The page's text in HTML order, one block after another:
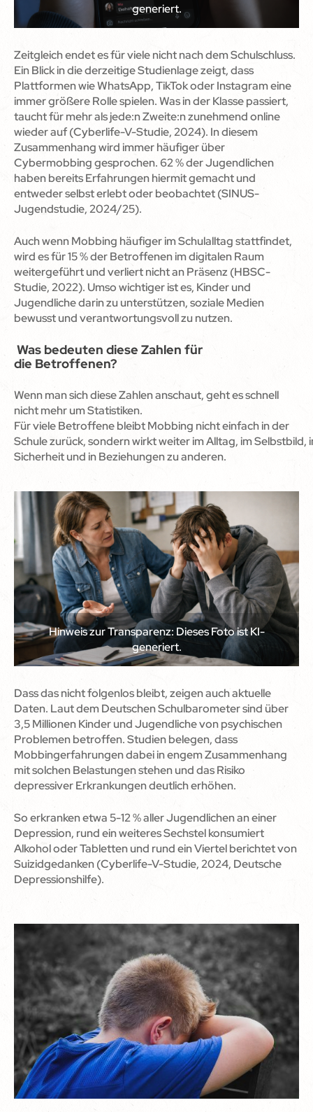
generiert.
Zeitgleich endet es für viele nicht nach dem Schulschluss.
Ein Blick in die derzeitige Studienlage zeigt, dass
Plattformen wie WhatsApp, TikTok oder Instagram eine
immer größere Rolle spielen. Was in der Klasse passiert,
taucht für mehr als jede:n Zweite:n zunehmend online
wieder auf (Cyberlife-V-Studie, 2024). In diesem
Zusammenhang wird immer häufiger über
Cybermobbing gesprochen. 62 % der Jugendlichen
haben bereits Erfahrungen hiermit gemacht und
entweder selbst erlebt oder beobachtet (SINUS-
Jugendstudie, 2024/25).
Auch wenn Mobbing häufiger im Schulalltag stattfindet,
wird es für 15 % der Betroffenen im digitalen Raum
weitergeführt und verliert nicht an Präsenz (HBSC-
Studie, 2022). Umso wichtiger ist es, Kinder und
Jugendliche darin zu unterstützen, soziale Medien
bewusst und verantwortungsvoll zu nutzen.
Was bedeuten diese Zahlen für
die Betroffenen?
Wenn man sich diese Zahlen anschaut, geht es schnell
nicht mehr um Statistiken.
Für viele Betroffene bleibt Mobbing nicht einfach in der
Schule zurück, sondern wirkt weiter im Alltag, im Selbstbild,
Sicherheit und in Beziehungen zu anderen.
Dass das nicht folgenlos bleibt, zeigen auch aktuelle
Daten. Laut dem Deutschen Schulbarometer sind über
3,5 Millionen Kinder und Jugendliche von psychischen
Problemen betroffen. Studien belegen, dass
Mobbingerfahrungen dabei in engem Zusammenhang
mit solchen Belastungen stehen und das Risiko
depressiver Erkrankungen deutlich erhöhen.
So erkranken etwa 5-12 % aller Jugendlichen an einer
Depression, rund ein weiteres Sechstel konsumiert
Alkohol oder Tabletten und rund ein Viertel berichtet von
Suizidgedanken (Cyberlife-V-Studie, 2024, Deutsche
Depressionshilfe).
Hinweis zur Transparenz: Dieses Foto ist KI-
generiert.